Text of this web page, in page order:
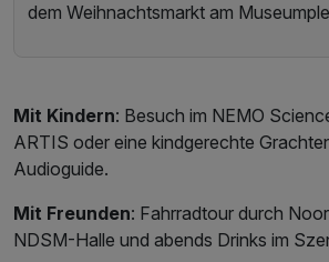
dem Weihnachtsmarkt am
Mit Kindern: Besuch im NEMO
ARTIS oder eine kindgerechte
Audioguide.
Mit Freunden: Fahrradtour durch
NDSM-Halle und abends Drinks im